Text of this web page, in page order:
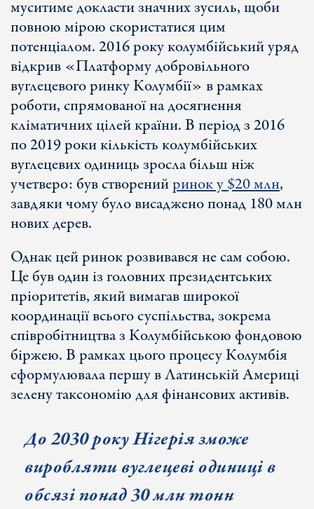
муситиме докласти значних зусиль, щоби
повною мірою скористатися цим
потенціалом. 2016 року колумбійський уряд
відкрив «Платформу добровільного
вуглецевого ринку Колумбії» в рамках
роботи, спрямованої на досягнення
кліматичних цілей країни. В період з 2016
по 2019 роки кількість колумбійських
вуглецевих одиниць зросла більш ніж
учетверо: був створенийринок у $20 млн,
завдяки чому було висаджено понад 180 млн
нових дерев.
Однак цей ринок розвивався не сам собою.
Це був один із головних президентських
пріоритетів, який вимагав широкої
координації всього суспільства, зокрема
співробітництва з Колумбійською фондовою
біржею. В рамках цього процесу Колумбія
сформулювала першу в Латинській Америці
зелену таксономію для фінансових активів.
До 2030 року Нігерія зможе
виробляти вуглецеві одиниці в
обсязі понад 30 млн тонн